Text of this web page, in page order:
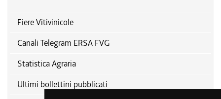
Fiere Vitivinicole
Canali Telegram ERSA FVG
Statistica Agraria
Ultimi bollettini pubblicati